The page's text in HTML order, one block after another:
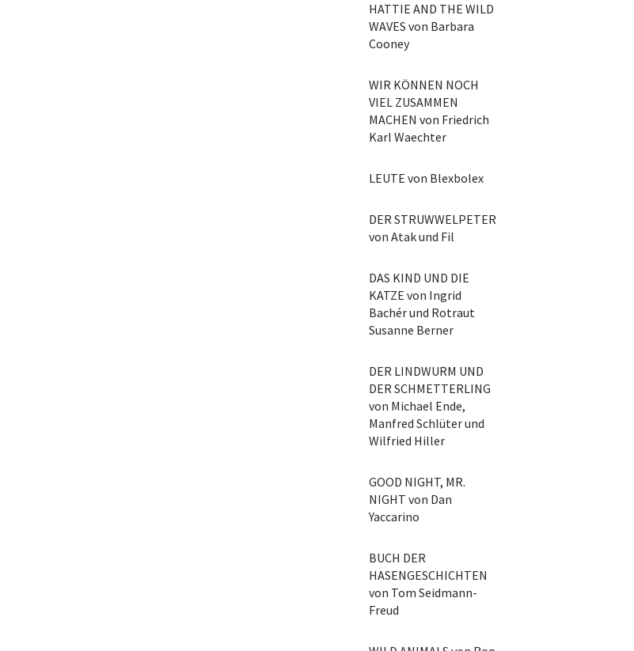
HATTIE AND THE WILD
WAVES von Barbara
Cooney
WIR KÖNNEN NOCH
VIEL ZUSAMMEN
MACHEN von Friedrich
Karl Waechter
LEUTE von Blexbolex
DER STRUWWELPETER
von Atak und Fil
DAS KIND UND DIE
KATZE von Ingrid
Bachér und Rotraut
Susanne Berner
DER LINDWURM UND
DER SCHMETTERLING
von Michael Ende,
Manfred Schlüter und
Wilfried Hiller
GOOD NIGHT, MR.
NIGHT von Dan
Yaccarino
BUCH DER
HASENGESCHICHTEN
von Tom Seidmann-
Freud